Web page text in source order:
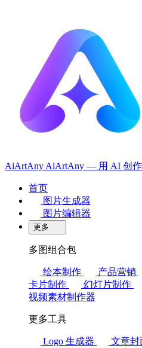
AiArtAny AiArtAny — 用 AI 创
首页
图片生成器
图片编辑器
更多
多图组合包
绘本制作 产品营销
卡片制作
幻灯片制作
视频素材制作器
更多工具
Logo 生成器 文章封